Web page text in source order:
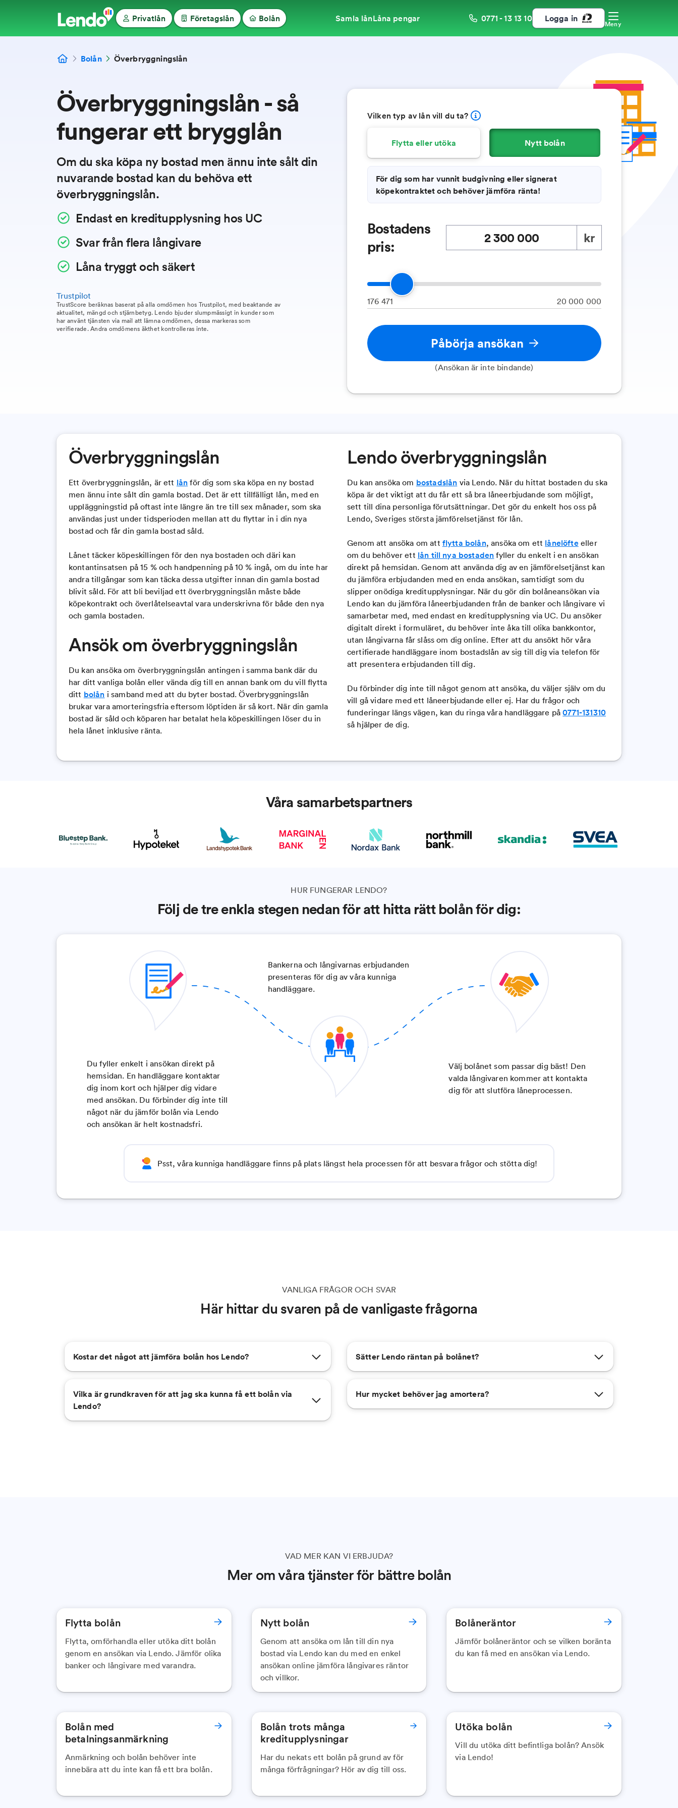
Privatlån Företagslån Bolån Samla lånLåna pengar 0771 - 13 13 10 Logga in
Meny
Bolån Överbryggningslån
Överbryggningslån - så
fungerar ett brygglån
Om du ska köpa ny bostad men ännu inte sålt din
nuvarande bostad kan du behöva ett
överbryggningslån.
Endast en kreditupplysning hos UC
Svar från flera långivare
Låna tryggt och säkert
Trustpilot
TrustScore beräknas baserat på alla omdömen hos Trustpilot, med beaktande av
aktualitet, mängd och stjärnbetyg. Lendo bjuder slumpmässigt in kunder som
har använt tjänsten via mail att lämna omdömen, dessa markeras som
verifierade. Andra omdömens äkthet kontrolleras inte.
Vilken typ av lån vill du ta?
Flytta eller utöka Nytt bolån
För dig som har vunnit budgivning eller signerat
köpekontraktet och behöver jämföra ränta!
Bostadens
pris:
kr
176 471 20 000 000
Påbörja ansökan
(Ansökan är inte bindande)
Överbryggningslån
Ett överbryggningslån, är ett lån för dig som ska köpa en ny bostad
men ännu inte sålt din gamla bostad. Det är ett tillfälligt lån, med en
uppläggningstid på oftast inte längre än tre till sex månader, som ska
användas just under tidsperioden mellan att du flyttar in i din nya
bostad och får din gamla bostad såld.
Lånet täcker köpeskillingen för den nya bostaden och däri kan
kontantinsatsen på 15 % och handpenning på 10 % ingå, om du inte har
andra tillgångar som kan täcka dessa utgifter innan din gamla bostad
blivit såld. För att bli beviljad ett överbryggningslån måste både
köpekontrakt och överlåtelseavtal vara underskrivna för både den nya
och gamla bostaden.
Ansök om överbryggningslån
Du kan ansöka om överbryggningslån antingen i samma bank där du
har ditt vanliga bolån eller vända dig till en annan bank om du vill flytta
ditt bolån i samband med att du byter bostad. Överbryggningslån
brukar vara amorteringsfria eftersom löptiden är så kort. När din gamla
bostad är såld och köparen har betalat hela köpeskillingen löser du in
hela lånet inklusive ränta.
Lendo överbryggningslån
Du kan ansöka om bostadslån via Lendo. När du hittat bostaden du ska
köpa är det viktigt att du får ett så bra låneerbjudande som möjligt,
sett till dina personliga förutsättningar. Det gör du enkelt hos oss på
Lendo, Sveriges största jämförelsetjänst för lån.
Genom att ansöka om att flytta bolån, ansöka om ett lånelöfteeller
om du behöver ett lån till nya bostaden fyller du enkelt i en ansökan
direkt på hemsidan. Genom att använda dig av en jämförelsetjänst kan
du jämföra erbjudanden med en enda ansökan, samtidigt som du
slipper onödiga kreditupplysningar. När du gör din bolåneansökan via
Lendo kan du jämföra låneerbjudanden från de banker och långivare vi
samarbetar med, med endast en kreditupplysning via UC. Du ansöker
digitalt direkt i formuläret, du behöver inte åka till olika bankkontor,
utan långivarna får slåss om dig online. Efter att du ansökt hör våra
certifierade handläggare inom bostadslån av sig till dig via telefon för
att presentera erbjudanden till dig.
Du förbinder dig inte till något genom att ansöka, du väljer själv om du
vill gå vidare med ett låneerbjudande eller ej. Har du frågor och
funderingar längs vägen, kan du ringa våra handläggare på0771-131310
så hjälper de dig.
Våra samarbetspartners
HUR FUNGERAR LENDO?
Följ de tre enkla stegen nedan för att hitta rätt bolån för dig:
Du fyller enkelt i ansökan direkt på
hemsidan. En handläggare kontaktar
dig inom kort och hjälper dig vidare
med ansökan. Du förbinder dig inte till
något när du jämför bolån via Lendo
och ansökan är helt kostnadsfri.
Bankerna och långivarnas erbjudanden
presenteras för dig av våra kunniga
handläggare.
Välj bolånet som passar dig bäst! Den
valda långivaren kommer att kontakta
dig för att slutföra låneprocessen.
Psst, våra kunniga handläggare finns på plats längst hela processen för att besvara frågor och stötta dig!
VANLIGA FRÅGOR OCH SVAR
Här hittar du svaren på de vanligaste frågorna
Kostar det något att jämföra bolån hos Lendo?
Vilka är grundkraven för att jag ska kunna få ett bolån via
Lendo?
Sätter Lendo räntan på bolånet?
Hur mycket behöver jag amortera?
VAD MER KAN VI ERBJUDA?
Mer om våra tjänster för bättre bolån
Flytta bolån
Flytta, omförhandla eller utöka ditt bolån
genom en ansökan via Lendo. Jämför olika
banker och långivare med varandra.
Nytt bolån
Genom att ansöka om lån till din nya
bostad via Lendo kan du med en enkel
ansökan online jämföra långivares räntor
och villkor.
Bolåneräntor
Jämför bolåneräntor och se vilken boränta
du kan få med en ansökan via Lendo.
Bolån med
betalningsanmärkning
Anmärkning och bolån behöver inte
innebära att du inte kan få ett bra bolån.
Bolån trots många
kreditupplysningar
Har du nekats ett bolån på grund av för
många förfrågningar? Hör av dig till oss.
Utöka bolån
Vill du utöka ditt befintliga bolån? Ansök
via Lendo!